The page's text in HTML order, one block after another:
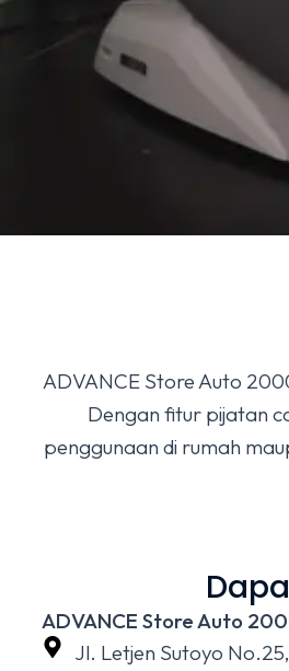
ADVANCE Store Auto
Dengan fitur pijatan
penggunaan di rumah
ADVANCE Store Auto
Jl. Letjen Sutoyo